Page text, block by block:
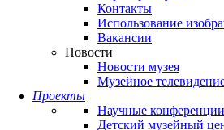
Контакты
Использование
Вакансии
Новости
Новости музея
Музейное
Проекты
Научные конференции
Детский музейный